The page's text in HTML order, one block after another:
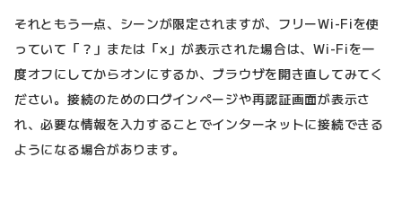
それともう一点、シーンが限定されますが、フリーWi-Fiを使
っていて「？」または「×」が表示された場合は、Wi-Fiを一
度オフにしてからオンにするか、ブラウザを開き直してみてく
ださい。接続のためのログインページや再認証画面が表示さ
れ、必要な情報を入力することでインターネットに接続できる
ようになる場合があります。